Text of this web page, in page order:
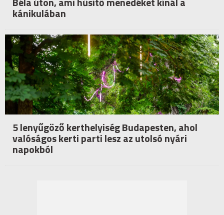
kánikulában
5 lenyűgöző kerthelyiség Budapesten, ahol
valóságos kerti parti lesz az utolsó nyári
napokból